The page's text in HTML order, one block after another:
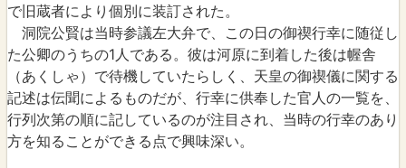
で旧蔵者により個別に装訂された。
洞院公賢は当時参議左大弁で、この日の御禊行幸に随従し
た公卿のうちの1人である。彼は河原に到着した後は幄舎
（あくしゃ）で待機していたらしく、天皇の御禊儀に関する
記述は伝聞によるものだが、行幸に供奉した官人の一覧を、
行列次第の順に記しているのが注目され、当時の行幸のあり
方を知ることができる点で興味深い。